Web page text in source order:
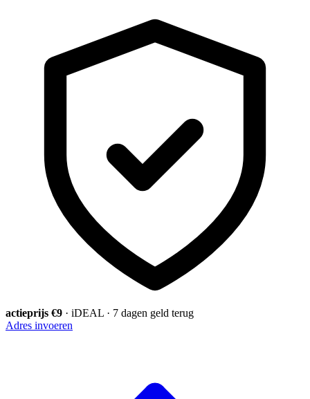
actieprijs €9 · iDEAL · 7 dagen geld terug
Adres invoeren